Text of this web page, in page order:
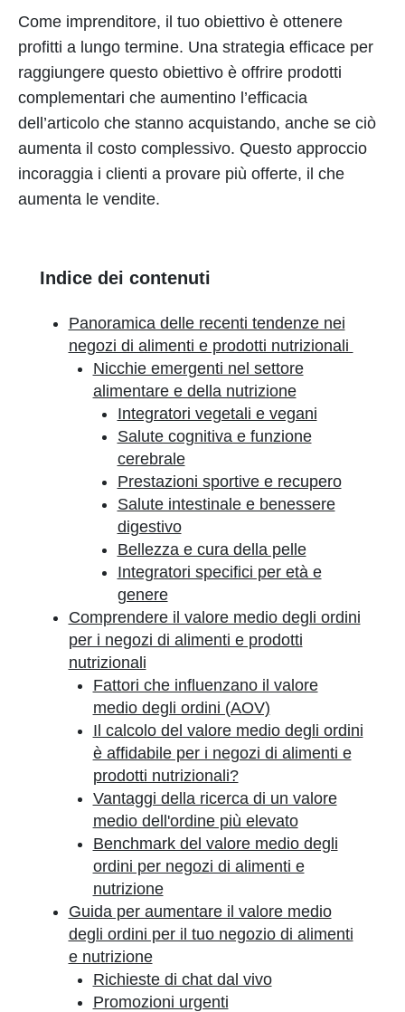
Come imprenditore, il tuo obiettivo è ottenere
profitti a lungo termine. Una strategia efficace per
raggiungere questo obiettivo è offrire prodotti
complementari che aumentino l’efficacia
dell’articolo che stanno acquistando, anche se ciò
aumenta il costo complessivo. Questo approccio
incoraggia i clienti a provare più offerte, il che
aumenta le vendite.
Indice dei contenuti
Panoramica delle recenti tendenze nei
negozi di alimenti e prodotti nutrizionali
Nicchie emergenti nel settore
alimentare e della nutrizione
Integratori vegetali e vegani
Salute cognitiva e funzione
cerebrale
Prestazioni sportive e recupero
Salute intestinale e benessere
digestivo
Bellezza e cura della pelle
Integratori specifici per età e
genere
Comprendere il valore medio degli ordini
per i negozi di alimenti e prodotti
nutrizionali
Fattori che influenzano il valore
medio degli ordini (AOV)
Il calcolo del valore medio degli ordini
è affidabile per i negozi di alimenti e
prodotti nutrizionali?
Vantaggi della ricerca di un valore
medio dell'ordine più elevato
Benchmark del valore medio degli
ordini per negozi di alimenti e
nutrizione
Guida per aumentare il valore medio
degli ordini per il tuo negozio di alimenti
e nutrizione
Richieste di chat dal vivo
Promozioni urgenti